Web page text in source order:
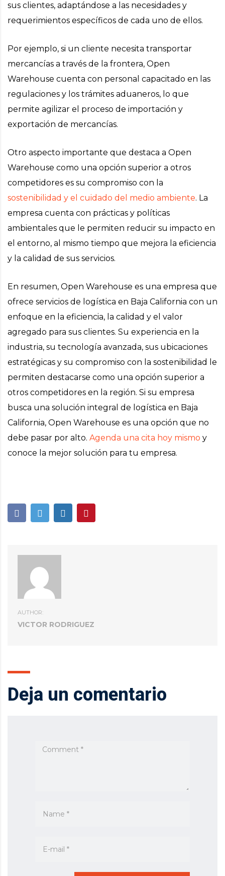
sus clientes, adaptándose a las necesidades y
requerimientos específicos de cada uno de ellos.
Por ejemplo, si un cliente necesita transportar
mercancías a través de la frontera, Open
Warehouse cuenta con personal capacitado en las
regulaciones y los trámites aduaneros, lo que
permite agilizar el proceso de importación y
exportación de mercancías.
Otro aspecto importante que destaca a Open
Warehouse como una opción superior a otros
competidores es su compromiso con la
sostenibilidad y el cuidado del medio ambiente. La
empresa cuenta con prácticas y políticas
ambientales que le permiten reducir su impacto en
el entorno, al mismo tiempo que mejora la eficiencia
y la calidad de sus servicios.
En resumen, Open Warehouse es una empresa que
ofrece servicios de logística en Baja California con un
enfoque en la eficiencia, la calidad y el valor
agregado para sus clientes. Su experiencia en la
industria, su tecnología avanzada, sus ubicaciones
estratégicas y su compromiso con la sostenibilidad le
permiten destacarse como una opción superior a
otros competidores en la región. Si su empresa
busca una solución integral de logística en Baja
California, Open Warehouse es una opción que no
debe pasar por alto. Agenda una cita hoy mismo y
conoce la mejor solución para tu empresa.
AUTHOR:
VICTOR RODRIGUEZ
Deja un comentario